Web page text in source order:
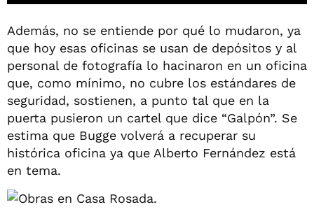
Además, no se entiende por qué lo mudaron, ya
que hoy esas oficinas se usan de depósitos y al
personal de fotografía lo hacinaron en un oficina
que, como mínimo, no cubre los estándares de
seguridad, sostienen, a punto tal que en la
puerta pusieron un cartel que dice “Galpón”. Se
estima que Bugge volverá a recuperar su
histórica oficina ya que Alberto Fernández está
en tema.